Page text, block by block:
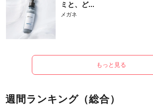
ミと、ど...
メガネ
もっと見る
週間ランキング（総合）